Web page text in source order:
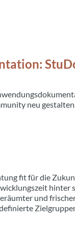
neu
fit für die
hinter
und